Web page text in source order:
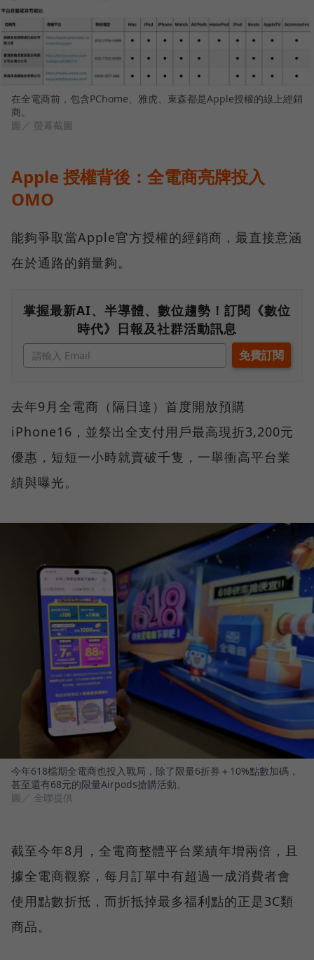
在全電商前，包含PChome、雅虎、東森都是Apple授權的線上經銷
商。
圖／ 螢幕截圖
Apple 授權背後：全電商亮牌投入
OMO
能夠爭取當Apple官方授權的經銷商，最直接意涵
在於通路的銷量夠。
掌握最新AI、半導體、數位趨勢！訂閱《數位
時代》日報及社群活動訊息
去年9月全電商（隔日達）首度開放預購
iPhone16，並祭出全支付用戶最高現折3,200元
優惠，短短一小時就賣破千隻，一舉衝高平台業
績與曝光。
今年618檔期全電商也投入戰局，除了限量6折券＋10%點數加碼，
甚至還有68元的限量Airpods搶購活動。
圖／ 全聯提供
截至今年8月，全電商整體平台業績年增兩倍，且
據全電商觀察，每月訂單中有超過一成消費者會
使用點數折抵，而折抵掉最多福利點的正是3C類
商品。